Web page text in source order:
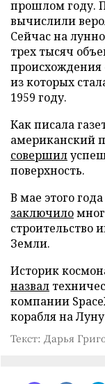
прошлом году.
вычислили
Сейчас на
трех тысяч
происхождения
из которых
1959 году.
Как писала
американский
совершил
поверхность.
В мае этого
заключило
строительство
Земли.
Историк
назвал
компании
корабля на Луну
Текст: Дарья